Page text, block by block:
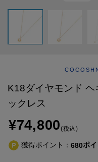
K18ダイヤモンド
ックレス
¥74,800(税込)
獲得ポイント： 680ポイ